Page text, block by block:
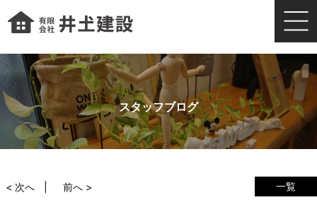
スタッフブログ
一覧
< 次へ 前へ >